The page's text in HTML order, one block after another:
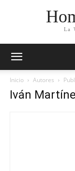
La
Inicio Autores
Iván